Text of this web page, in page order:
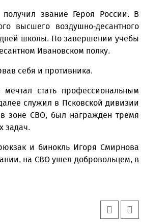
звание Героя России. В
высшего воздушно-десантного
школы. По завершении учебы
Ивановском полку.
себя и противника.
стать профессиональным
служил в Псковской дивизии
зоне СВО, был награжден тремя
задач.
и бинокль Игоря Смирнова
на СВО ушел добровольцем, в